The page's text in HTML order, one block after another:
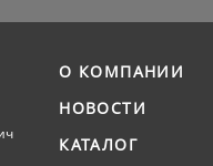
О КОМПАНИИ
НОВОСТИ
КАТАЛОГ